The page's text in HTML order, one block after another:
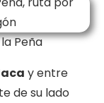
Peña
y entre
de su lado